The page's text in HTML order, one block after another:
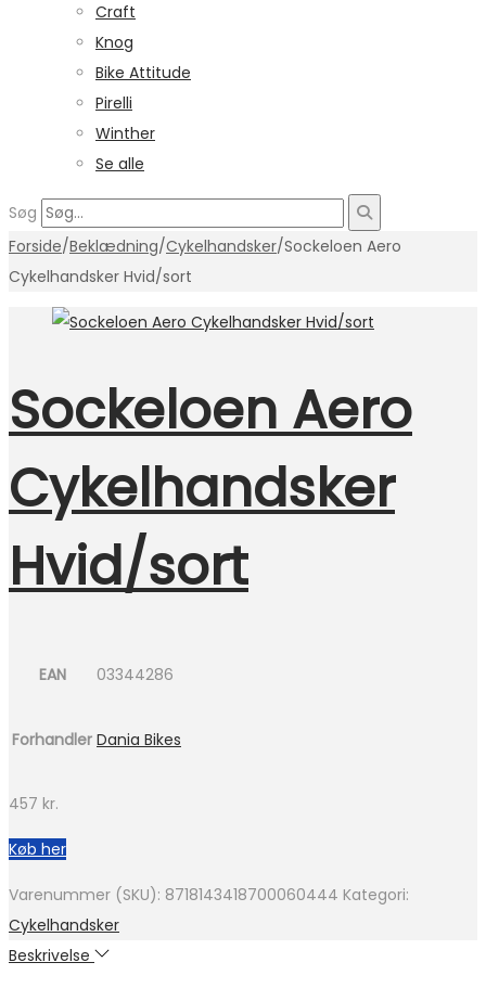
Craft
Knog
Bike Attitude
Pirelli
Winther
Se alle
Søg
Forside/Beklædning/Cykelhandsker/Sockeloen Aero
Cykelhandsker Hvid/sort
Sockeloen Aero
Cykelhandsker
Hvid/sort
EAN 03344286
Forhandler Dania Bikes
457 kr.
Køb her
Varenummer (SKU): 8718143418700060444 Kategori:
Cykelhandsker
Beskrivelse